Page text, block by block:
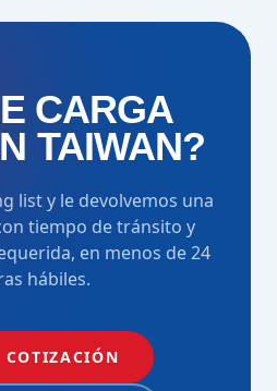
CARGA
TAIWAN?
list y le devolvemos una
tiempo de tránsito y
en menos de 24
hábiles.
COTIZACIÓN